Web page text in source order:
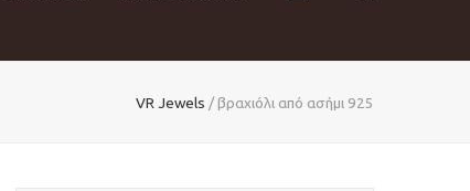
VR Jewels /βραχιόλι από ασήμι 925